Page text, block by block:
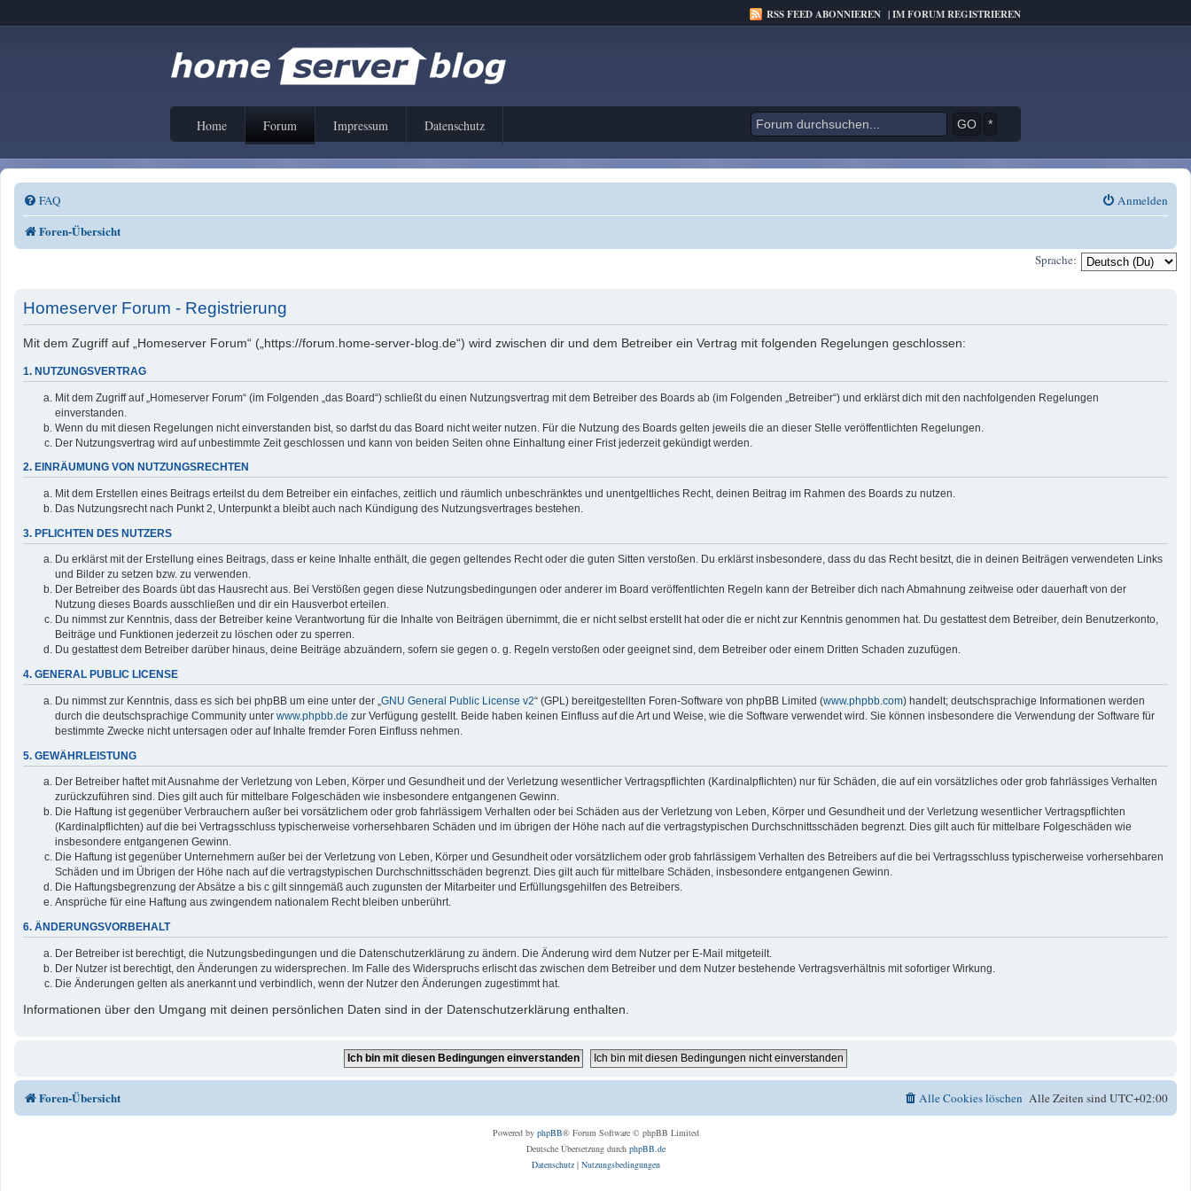
RSS FEED ABONNIEREN |IM FORUM REGISTRIEREN
Home Forum Impressum Datenschutz *
FAQ Anmelden
Foren-Übersicht
Sprache:
Homeserver Forum - Registrierung
Mit dem Zugriff auf „Homeserver Forum“ („https://forum.home-server-blog.de“) wird zwischen dir und dem Betreiber ein Vertrag mit folgenden Regelungen geschlossen:
1. NUTZUNGSVERTRAG
Mit dem Zugriff auf „Homeserver Forum“ (im Folgenden „das Board“) schließt du einen Nutzungsvertrag mit dem Betreiber des Boards ab (im Folgenden „Betreiber“) und erklärst dich mit den nachfolgenden Regelungen
einverstanden.
Wenn du mit diesen Regelungen nicht einverstanden bist, so darfst du das Board nicht weiter nutzen. Für die Nutzung des Boards gelten jeweils die an dieser Stelle veröffentlichten Regelungen.
Der Nutzungsvertrag wird auf unbestimmte Zeit geschlossen und kann von beiden Seiten ohne Einhaltung einer Frist jederzeit gekündigt werden.
2. EINRÄUMUNG VON NUTZUNGSRECHTEN
Mit dem Erstellen eines Beitrags erteilst du dem Betreiber ein einfaches, zeitlich und räumlich unbeschränktes und unentgeltliches Recht, deinen Beitrag im Rahmen des Boards zu nutzen.
Das Nutzungsrecht nach Punkt 2, Unterpunkt a bleibt auch nach Kündigung des Nutzungsvertrages bestehen.
3. PFLICHTEN DES NUTZERS
Du erklärst mit der Erstellung eines Beitrags, dass er keine Inhalte enthält, die gegen geltendes Recht oder die guten Sitten verstoßen. Du erklärst insbesondere, dass du das Recht besitzt, die in deinen Beiträgen verwendeten Links
und Bilder zu setzen bzw. zu verwenden.
Der Betreiber des Boards übt das Hausrecht aus. Bei Verstößen gegen diese Nutzungsbedingungen oder anderer im Board veröffentlichten Regeln kann der Betreiber dich nach Abmahnung zeitweise oder dauerhaft von der
Nutzung dieses Boards ausschließen und dir ein Hausverbot erteilen.
Du nimmst zur Kenntnis, dass der Betreiber keine Verantwortung für die Inhalte von Beiträgen übernimmt, die er nicht selbst erstellt hat oder die er nicht zur Kenntnis genommen hat. Du gestattest dem Betreiber, dein Benutzerkonto,
Beiträge und Funktionen jederzeit zu löschen oder zu sperren.
Du gestattest dem Betreiber darüber hinaus, deine Beiträge abzuändern, sofern sie gegen o. g. Regeln verstoßen oder geeignet sind, dem Betreiber oder einem Dritten Schaden zuzufügen.
4. GENERAL PUBLIC LICENSE
Du nimmst zur Kenntnis, dass es sich bei phpBB um eine unter der „ GNU General Public License v2“ (GPL) bereitgestellten Foren-Software von phpBB Limited (www.phpbb.com) handelt; deutschsprachige Informationen werden
durch die deutschsprachige Community unter www.phpbb.de zur Verfügung gestellt. Beide haben keinen Einfluss auf die Art und Weise, wie die Software verwendet wird. Sie können insbesondere die Verwendung der Software für
bestimmte Zwecke nicht untersagen oder auf Inhalte fremder Foren Einfluss nehmen.
5. GEWÄHRLEISTUNG
Der Betreiber haftet mit Ausnahme der Verletzung von Leben, Körper und Gesundheit und der Verletzung wesentlicher Vertragspflichten (Kardinalpflichten) nur für Schäden, die auf ein vorsätzliches oder grob fahrlässiges Verhalten
zurückzuführen sind. Dies gilt auch für mittelbare Folgeschäden wie insbesondere entgangenen Gewinn.
Die Haftung ist gegenüber Verbrauchern außer bei vorsätzlichem oder grob fahrlässigem Verhalten oder bei Schäden aus der Verletzung von Leben, Körper und Gesundheit und der Verletzung wesentlicher Vertragspflichten
(Kardinalpflichten) auf die bei Vertragsschluss typischerweise vorhersehbaren Schäden und im übrigen der Höhe nach auf die vertragstypischen Durchschnittsschäden begrenzt. Dies gilt auch für mittelbare Folgeschäden wie
insbesondere entgangenen Gewinn.
Die Haftung ist gegenüber Unternehmern außer bei der Verletzung von Leben, Körper und Gesundheit oder vorsätzlichem oder grob fahrlässigem Verhalten des Betreibers auf die bei Vertragsschluss typischerweise vorhersehbaren
Schäden und im Übrigen der Höhe nach auf die vertragstypischen Durchschnittsschäden begrenzt. Dies gilt auch für mittelbare Schäden, insbesondere entgangenen Gewinn.
Die Haftungsbegrenzung der Absätze a bis c gilt sinngemäß auch zugunsten der Mitarbeiter und Erfüllungsgehilfen des Betreibers.
Ansprüche für eine Haftung aus zwingendem nationalem Recht bleiben unberührt.
6. ÄNDERUNGSVORBEHALT
Der Betreiber ist berechtigt, die Nutzungsbedingungen und die Datenschutzerklärung zu ändern. Die Änderung wird dem Nutzer per E-Mail mitgeteilt.
Der Nutzer ist berechtigt, den Änderungen zu widersprechen. Im Falle des Widerspruchs erlischt das zwischen dem Betreiber und dem Nutzer bestehende Vertragsverhältnis mit sofortiger Wirkung.
Die Änderungen gelten als anerkannt und verbindlich, wenn der Nutzer den Änderungen zugestimmt hat.
Informationen über den Umgang mit deinen persönlichen Daten sind in der Datenschutzerklärung enthalten.
Foren-Übersicht Alle Zeiten sindUTC+02:00
Alle Cookies löschen
Powered by phpBB® Forum Software © phpBB Limited
Deutsche Übersetzung durch phpBB.de
Datenschutz| Nutzungsbedingungen